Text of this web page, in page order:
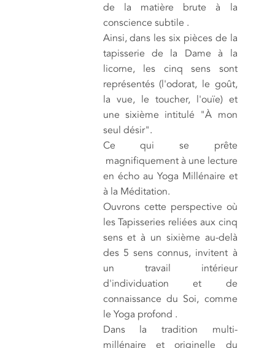
de la matière brute à la
conscience subtile .
Ainsi, dans les six pièces de la
tapisserie de la Dame à la
licorne, les cinq sens sont
représentés (l'odorat, le goût,
la vue, le toucher, l'ouïe) et
une sixième intitulé "À mon
seul désir".
Ce qui se prête
magnifiquement à une lecture
en écho au Yoga Millénaire et
à la Méditation.
Ouvrons cette perspective où
les Tapisseries reliées aux cinq
sens et à un sixième au-delà
des 5 sens connus, invitent à
un travail intérieur
d'individuation et de
connaissance du Soi, comme
le Yoga profond .
Dans la tradition multi-
millénaire et originelle du